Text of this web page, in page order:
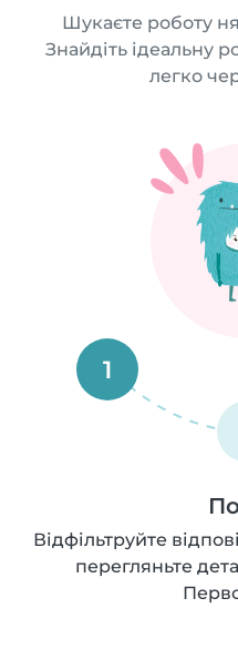
Шукаєте роботу
Знайдіть ідеальну
легко
1
Відфільтруйте
перегляньте